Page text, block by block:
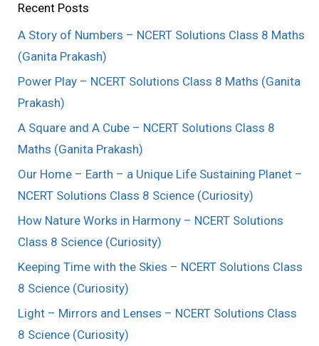
Recent Posts
A Story of Numbers – NCERT Solutions Class 8 Maths
(Ganita Prakash)
Power Play – NCERT Solutions Class 8 Maths (Ganita
Prakash)
A Square and A Cube – NCERT Solutions Class 8
Maths (Ganita Prakash)
Our Home – Earth – a Unique Life Sustaining Planet –
NCERT Solutions Class 8 Science (Curiosity)
How Nature Works in Harmony – NCERT Solutions
Class 8 Science (Curiosity)
Keeping Time with the Skies – NCERT Solutions Class
8 Science (Curiosity)
Light – Mirrors and Lenses – NCERT Solutions Class
8 Science (Curiosity)